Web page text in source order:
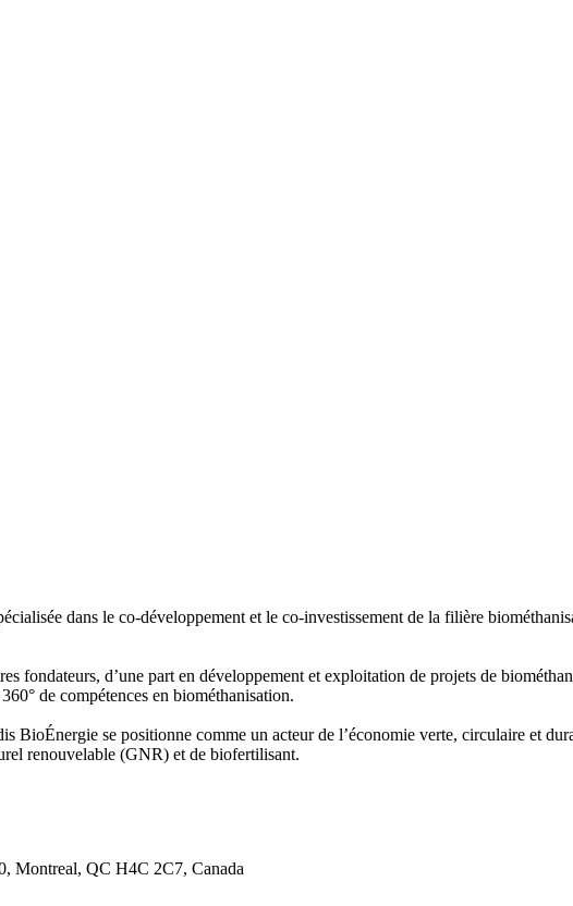
dans le co-développement et le co-investissement de la filière
fondateurs, d’une part en développement et exploitation de projets de
de compétences en biométhanisation.
BioÉnergie se positionne comme un acteur de l’économie verte, circulaire et
renouvelable (GNR) et de biofertilisant.
Montreal, QC H4C 2C7, Canada